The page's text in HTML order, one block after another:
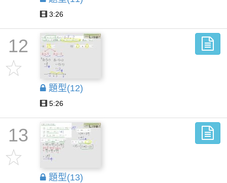
3:26
12
題型(12)
5:26
13
題型(13)